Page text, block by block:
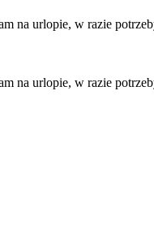
na urlopie, w razie
na urlopie, w razie